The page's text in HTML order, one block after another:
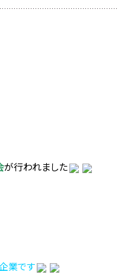
が行われました
業です